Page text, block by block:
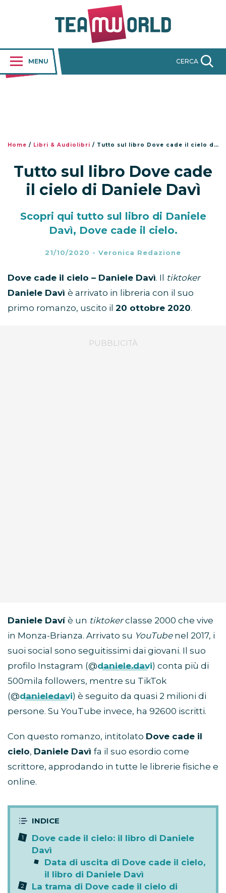
MENU CERCA
Home / Libri & Audiolibri / Tutto sul libro Dove cade il cielo di Daniele Davì
Tutto sul libro Dove cade
il cielo di Daniele Davì
Scopri qui tutto sul libro di Daniele
Davì, Dove cade il cielo.
21/10/2020 - Veronica Redazione
Dove cade il cielo – Daniele Davì. Il tiktoker
Daniele Davì è arrivato in libreria con il suo
primo romanzo, uscito il 20 ottobre 2020.
Daniele Daví è un tiktokerclasse 2000 che vive
in Monza-Brianza. Arrivato su YouTube nel 2017, i
suoi social sono seguitissimi dai giovani. Il suo
profilo Instagram (@daniele.davi) conta più di
500mila followers, mentre su TikTok
(@danieledavi) è seguito da quasi 2 milioni di
persone. Su YouTube invece, ha 92600 iscritti.
Con questo romanzo, intitolato Dove cade il
cielo, Daniele Davì fa il suo esordio come
scrittore, approdando in tutte le librerie fisiche e
online.
Dove cade il cielo: il libro di Daniele
Davì
Data di uscita di Dove cade il cielo,
il libro di Daniele Davì
La trama di Dove cade il cielo di